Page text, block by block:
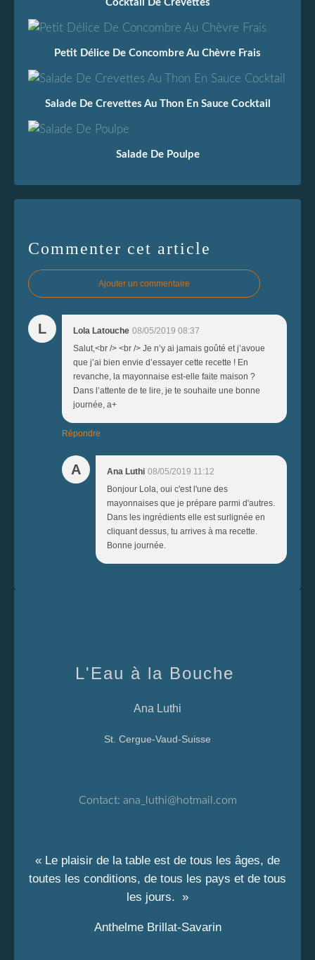
Cocktail De Crevettes
Petit Délice De Concombre Au Chèvre Frais
Salade De Crevettes Au Thon En Sauce Cocktail
Salade De Poulpe
Commenter cet article
Ajouter un commentaire
L Lola Latouche 08/05/2019 08:37
Salut,<br /> <br /> Je n’y ai jamais goûté et j’avoue
que j’ai bien envie d’essayer cette recette ! En
revanche, la mayonnaise est-elle faite maison ?
Dans l’attente de te lire, je te souhaite une bonne
journée, a+
Répondre
A Ana Luthi 08/05/2019 11:12
Bonjour Lola, oui c'est l'une des
mayonnaises que je prépare parmi d'autres.
Dans les ingrédients elle est surlignée en
cliquant dessus, tu arrives à ma recette.
Bonne journée.
L'Eau à la Bouche
Ana Luthi
St. Cergue-Vaud-Suisse
Contact: ana_luthi@hotmail.com
« Le plaisir de la table est de tous les âges, de
toutes les conditions, de tous les pays et de tous
les jours. »
Anthelme Brillat-Savarin